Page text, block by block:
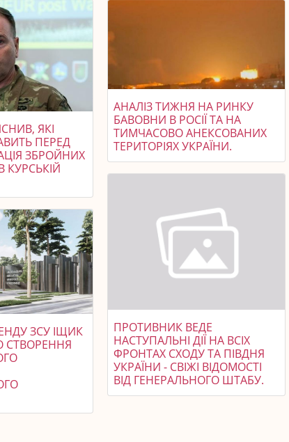
ЯКІ
ПЕРЕД
ЗБРОЙНИХ
КУРСЬКІЙ
ЗСУ ІЩИК
СТВОРЕННЯ
АНАЛІЗ ТИЖНЯ НА РИНКУ
БАВОВНИ В РОСІЇ ТА НА
ТИМЧАСОВО АНЕКСОВАНИХ
ТЕРИТОРІЯХ УКРАЇНИ.
ПРОТИВНИК ВЕДЕ
НАСТУПАЛЬНІ ДІЇ НА ВСІХ
ФРОНТАХ СХОДУ ТА ПІВДНЯ
УКРАЇНИ - СВІЖІ ВІДОМОСТІ
ВІД ГЕНЕРАЛЬНОГО ШТАБУ.